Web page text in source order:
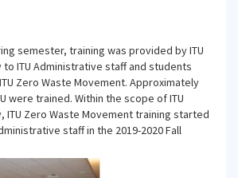
semester, training was provided by ITU
ITU Administrative staff and students
Zero Waste Movement. Approximately
were trained. Within the scope of ITU
ITU Zero Waste Movement training started
staff in the 2019-2020 Fall